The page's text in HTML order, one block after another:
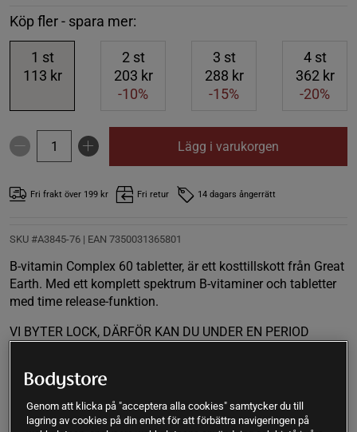
Köp fler - spara mer:
1 st
113 kr
2 st
203 kr
-10%
3 st
288 kr
-15%
4st
362 kr
-20%
Lägg i varukorgen
Fri frakt över 199 kr Fri retur 14 dagars ångerrätt
SKU #A3845-76 | EAN 7350031365801
B-vitamin Complex 60 tabletter, är ett kosttillskott från Great
Earth. Med ett komplett spektrum B-vitaminer och tabletter
med time release-funktion.
VI BYTER LOCK, DÄRFÖR KAN DU UNDER EN PERIOD
Genom att klicka på "acceptera alla cookies" samtycker du till
lagring av cookies på din enhet för att förbättra navigeringen på